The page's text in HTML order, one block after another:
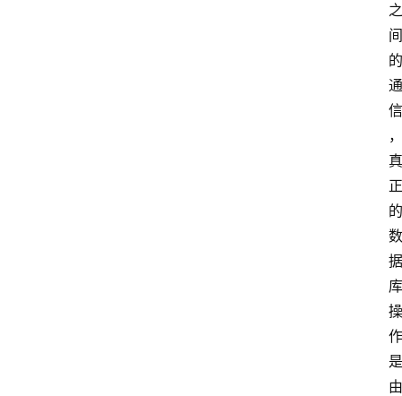
之
间
的
通
信
，
真
正
的
数
据
库
操
作
是
由